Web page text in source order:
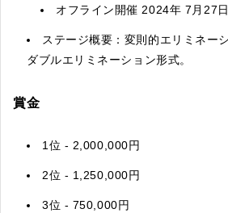
オフライン開催 2024年 7月27
ステージ概要：変則的エリミネー
ダブルエリミネーション形式。
賞金
1位 - 2,000,000円
2位 - 1,250,000円
3位 - 750,000円